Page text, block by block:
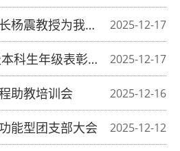
2025-12-17
杨震教授为我院新
课 2025-12-17
科生年级表彰大
2025-12-16
助教培训会
2025-12-12
能型团支部大会